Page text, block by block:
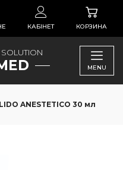
КАБІНЕТ КОРЗИНА
MENU
ANESTETICO 30 мл